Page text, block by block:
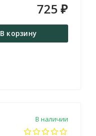
725 ₽
В корзину
В наличии